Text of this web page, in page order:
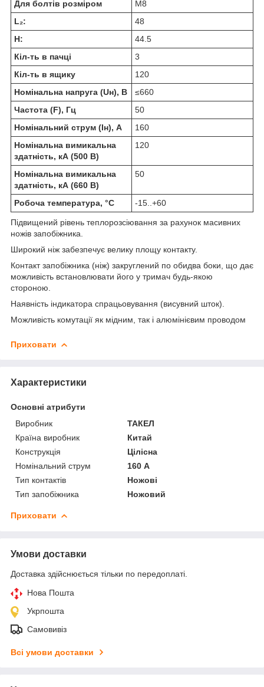
Для болтів розміром
М8
L₂:
48
H:
44.5
Кіл-ть в пачці
3
Кіл-ть в ящику
120
Номінальна напруга (Uн), В
≤660
Частота (F), Гц
50
Номінальний струм (Iн), А
160
Номінальна вимикальна
здатність, кА (500 В)
120
Номінальна вимикальна
здатність, кА (660 В)
50
Робоча температура, °C -15..+60
Підвищений рівень теплорозсіювання за рахунок масивних
ножів запобіжника.
Широкий ніж забезпечує велику площу контакту.
Контакт запобіжника (ніж) закруглений по обидва боки, що дає
можливість встановлювати його у тримач будь-якою
стороною.
Наявність індикатора спрацьовування (висувний шток).
Можливість комутації як мідним, так і алюмінієвим проводом
Приховати
Характеристики
Основні атрибути
Виробник
ТАКЕЛ
Країна виробник
Китай
Конструкція
Цілісна
Номінальний струм
160 А
Тип контактів
Ножові
Тип запобіжника
Ножовий
Приховати
Умови доставки
Доставка здійснюється тільки по передоплаті.
Нова Пошта
Укрпошта
Самовивіз
Всі умови доставки